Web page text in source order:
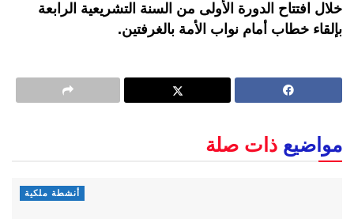
خلال افتتاح الدورة الأولى من السنة التشريعية الرابعة
بإلقاء خطاب أمام نواب الأمة بالغرفتين.
مواضيع ذات صلة
أنشطة ملكية